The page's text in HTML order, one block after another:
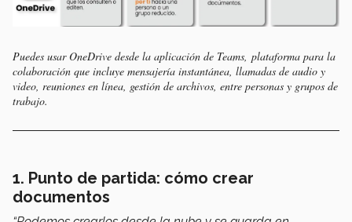
Puedes usar OneDrive desde la aplicación de Teams, plataforma para la
colaboración que incluye mensajería instantánea, llamadas de audio y
video, reuniones en línea, gestión de archivos, entre personas y grupos de
trabajo.
1. Punto de partida: cómo crear
documentos